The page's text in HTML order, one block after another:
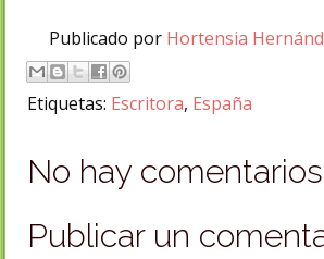
Publicado por Hortensia
Etiquetas: Escritora, España
No hay
Publicar un